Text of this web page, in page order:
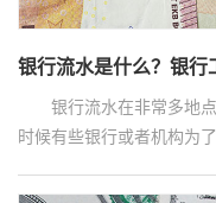
银行流水是什么？银行
银行流水在非常多地
时候有些银行或者机构为